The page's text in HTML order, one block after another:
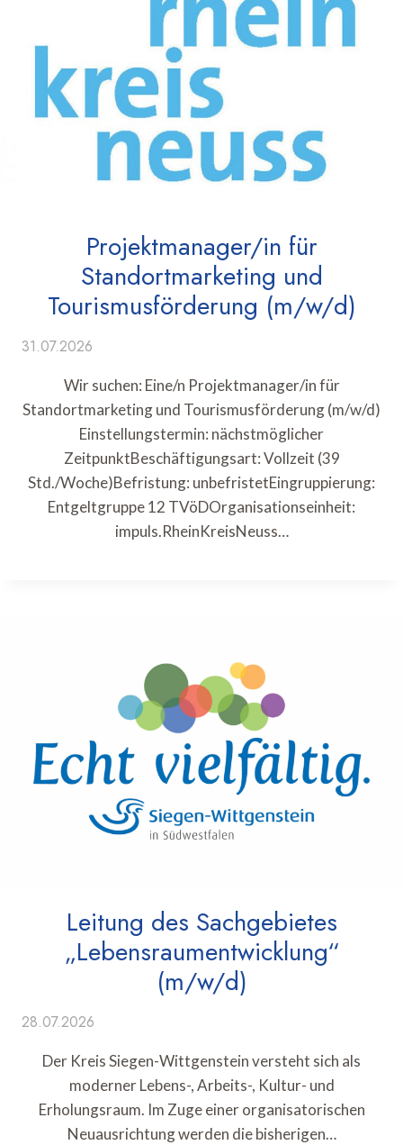
Projektmanager/in für
Standortmarketing und
Tourismusförderung (m/w/d)
31.07.2026
Wir suchen: Eine/n Projektmanager/in für
Standortmarketing und Tourismusförderung (m/w/d)
Einstellungstermin: nächstmöglicher
ZeitpunktBeschäftigungsart: Vollzeit (39
Std./Woche)Befristung: unbefristetEingruppierung:
Entgeltgruppe 12 TVöDOrganisationseinheit:
impuls.RheinKreisNeuss…
Leitung des Sachgebietes
„Lebensraumentwicklung“
(m/w/d)
28.07.2026
Der Kreis Siegen-Wittgenstein versteht sich als
moderner Lebens-, Arbeits-, Kultur- und
Erholungsraum. Im Zuge einer organisatorischen
Neuausrichtung werden die bisherigen…